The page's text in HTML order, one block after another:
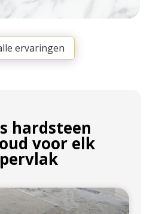
ervaringen
hardsteen
voor elk